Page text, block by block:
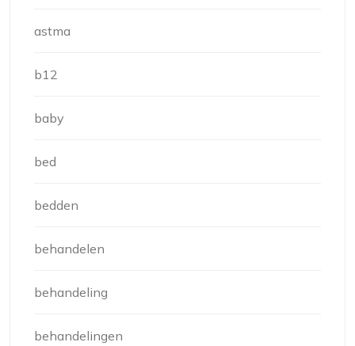
astma
b12
baby
bed
bedden
behandelen
behandeling
behandelingen